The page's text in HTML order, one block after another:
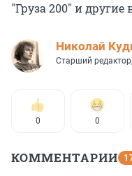
"Груза 200" и другие
Николай
Старший
0 0
КОММЕНТАРИИ